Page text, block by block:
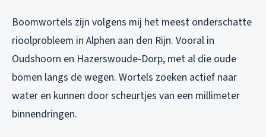
Boomwortels zijn volgens mij het meest onderschatte
rioolprobleem in Alphen aan den Rijn. Vooral in
Oudshoorn en Hazerswoude-Dorp, met al die oude
bomen langs de wegen. Wortels zoeken actief naar
water en kunnen door scheurtjes van een millimeter
binnendringen.